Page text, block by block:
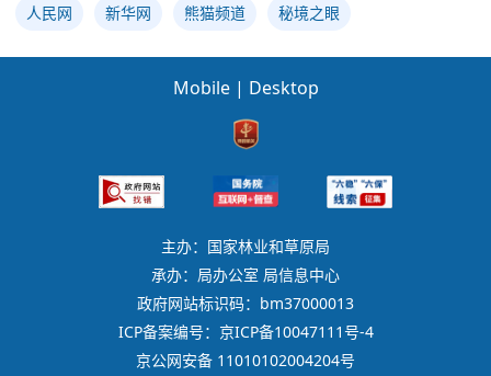
人民网 新华网 熊猫频道 秘境之眼
Mobile | Desktop
主办：国家林业和草原局
承办：局办公室 局信息中心
政府网站标识码：bm37000013
ICP备案编号：京ICP备10047111号-4
京公网安备 11010102004204号